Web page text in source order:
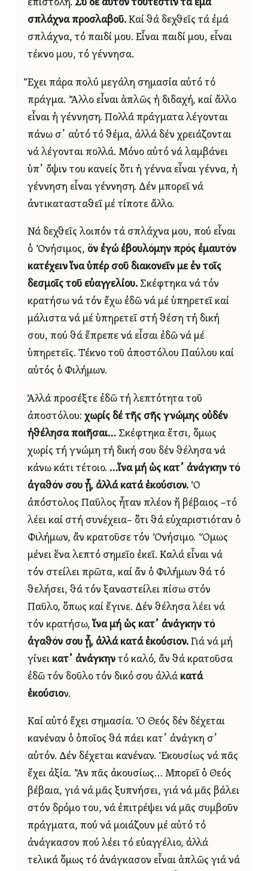
ἐπιστολή. Σύ δέ αὐτόν τουτέστιν τά ἐμά
σπλάχνα προσλαβοῦ. Καί θά δεχθεῖς τά ἐμά
σπλάχνα, τό παιδί μου. Εἶναι παιδί μου, εἶναι
τέκνο μου, τό γέννησα.
Ἔχει πάρα πολύ μεγάλη σημασία αὐτό τό
πράγμα. Ἄλλο εἶναι ἁπλῶς ἡ διδαχή, καί ἄλλο
εἶναι ἡ γέννηση. Πολλά πράγματα λέγονται
πάνω σ᾿ αὐτό τό θέμα, ἀλλά δέν χρειάζονται
νά λέγονται πολλά. Μόνο αὐτό νά λαμβάνει
ὑπ᾿ ὄψιν του κανείς ὅτι ἡ γέννα εἶναι γέννα, ἡ
γέννηση εἶναι γέννηση. Δέν μπορεῖ νά
ἀντικατασταθεῖ μέ τίποτε ἄλλο.
Νά δεχθεῖς λοιπόν τά σπλάχνα μου, πού εἶναι
ὁ Ὀνήσιμος, ὅν ἐγώ ἐβουλόμην πρός ἐμαυτόν
κατέχειν ἵνα ὑπέρ σοῦ διακονεῖν με ἐν τοῖς
δεσμοῖς τοῦ εὐαγγελίου. Σκέφτηκα νά τόν
κρατήσω νά τόν ἔχω ἐδῶ νά μέ ὑπηρετεῖ καί
μάλιστα νά μέ ὑπηρετεῖ στή θέση τή δική
σου, πού θά ἔπρεπε νά εἶσαι ἐδῶ νά μέ
ὑπηρετεῖς. Τέκνο τοῦ ἀποστόλου Παύλου καί
αὐτός ὁ Φιλήμων.
Ἀλλά προσέξτε ἐδῶ τή λεπτότητα τοῦ
ἀποστόλου: χωρίς δέ τῆς σῆς γνώμης οὐδέν
ἠθέλησα ποιῆσαι… Σκέφτηκα ἔτσι, ὅμως
χωρίς τή γνώμη τή δική σου δέν θέλησα νά
κάνω κάτι τέτοιο. …ἵνα μή ὡς κατ᾿ ἀνάγκην τό
ἀγαθόν σου ᾖ, ἀλλά κατά ἑκούσιον. Ὁ
ἀπόστολος Παῦλος ἦταν πλέον ἤ βέβαιος –τό
λέει καί στή συνέχεια– ὅτι θά εὐχαριστιόταν ὁ
Φιλήμων, ἄν κρατοῦσε τόν Ὀνήσιμο. Ὅμως
μένει ἕνα λεπτό σημεῖο ἐκεῖ. Καλά εἶναι νά
τόν στείλει πρῶτα, καί ἄν ὁ Φιλήμων θά τό
θελήσει, θά τόν ξαναστείλει πίσω στόν
Παῦλο, ὅπως καί ἔγινε. Δέν θέλησα λέει νά
τόν κρατήσω, ἵνα μή ὡς κατ᾿ ἀνάγκην τό
ἀγαθόν σου ᾖ, ἀλλά κατά ἑκούσιον. Γιά νά μή
γίνει κατ᾿ ἀνάγκην τό καλό, ἄν θά κρατοῦσα
ἐδῶ τόν δοῦλο τόν δικό σου ἀλλά κατά
ἑκούσιον.
Καί αὐτό ἔχει σημασία. Ὁ Θεός δέν δέχεται
κανέναν ὁ ὁποῖος θά πάει κατ᾿ ἀνάγκη σ᾿
αὐτόν. Δέν δέχεται κανέναν. Ἑκουσίως νά πᾶς
ἔχει ἀξία. Ἄν πᾶς ἀκουσίως… Μπορεῖ ὁ Θεός
βέβαια, γιά νά μᾶς ξυπνήσει, γιά νά μᾶς βάλει
στόν δρόμο του, νά ἐπιτρέψει νά μᾶς συμβοῦν
πράγματα, πού νά μοιάζουν μέ αὐτό τό
ἀνάγκασον πού λέει τό εὐαγγέλιο, ἀλλά
τελικά ὅμως τό ἀνάγκασον εἶναι ἁπλῶς γιά νά